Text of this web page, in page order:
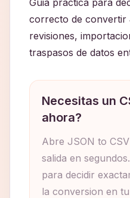
Guia practica para
correcto de convertir
revisiones,
traspasos de datos
Necesitas un
ahora?
Abre JSON to
salida en
para decidir
la conversion en